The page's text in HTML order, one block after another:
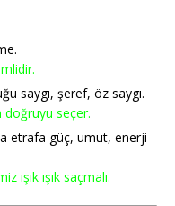
saygı, şeref, öz saygı.
seçer.
etrafa güç, umut, enerji
ışık ışık saçmalı.